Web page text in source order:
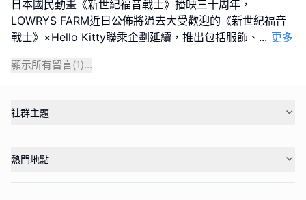
日本國民動畫《新世紀福音戰士》播映三十周年，
LOWRYS FARM近日公佈將過去大受歡迎的《新世紀福音
戰士》×Hello Kitty聯乘企劃延續，推出包括服飾、 ... 更多
顯示所有留言(1)...
社群主題
熱門地點